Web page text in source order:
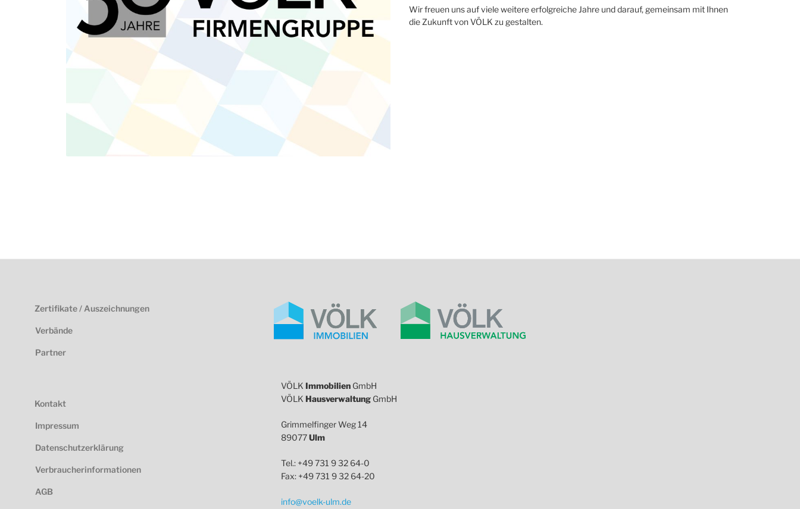
Wir freuen uns auf viele weitere erfolgreiche Jahre und darauf, gemeinsam mit Ihnen
die Zukunft von VÖLK zu gestalten.
Zertifikate / Auszeichnungen
Verbände
Partner
Kontakt
Impressum
Datenschutzerklärung
Verbraucherinformationen
AGB
VÖLK Immobilien GmbH
VÖLK Hausverwaltung GmbH
Grimmelfinger Weg 14
89077Ulm
Tel.: +49 731 9 32 64-0
Fax: +49 731 9 32 64-20
info@voelk-ulm.de